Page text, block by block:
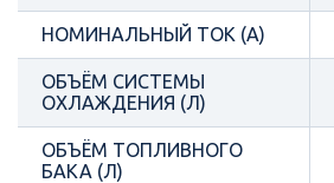
НОМИНАЛЬНЫЙ ТОК (А)
ОБЪЁМ СИСТЕМЫ
ОХЛАЖДЕНИЯ (Л)
ОБЪЁМ ТОПЛИВНОГО
БАКА (Л)